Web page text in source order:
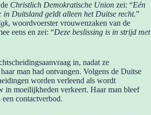
Christlich Demokratische Union zei: “Eén
Duitsland geldt alleen het Duitse recht.”
, woordvoerster vrouwenzaken van de
eens en zei: “Deze beslissing is in strijd met
in, nadat ze
man had ontvangen. Volgens de Duitse
worden verleend als wordt
in moeilijkheden verkeert. Haar man bleef
contactverbod.